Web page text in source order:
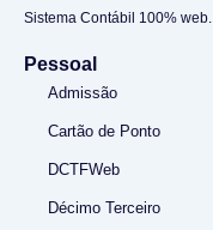
Sistema Contábil 100% web.
Pessoal
Admissão
Cartão de Ponto
DCTFWeb
Décimo Terceiro